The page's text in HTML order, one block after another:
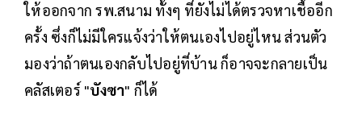
ให้ออกจาก รพ.สนาม ทั้งๆ ที่ยังไม่ได้ตรวจหาเชื้ออีก
ครั้ง ซึ่งก็ไม่มีใครแจ้งว่าให้ตนเองไปอยู่ไหน ส่วนตัว
มองว่าถ้าตนเองกลับไปอยู่ที่บ้าน ก็อาจจะกลายเป็น
คลัสเตอร์ "บังซา" ก็ได้